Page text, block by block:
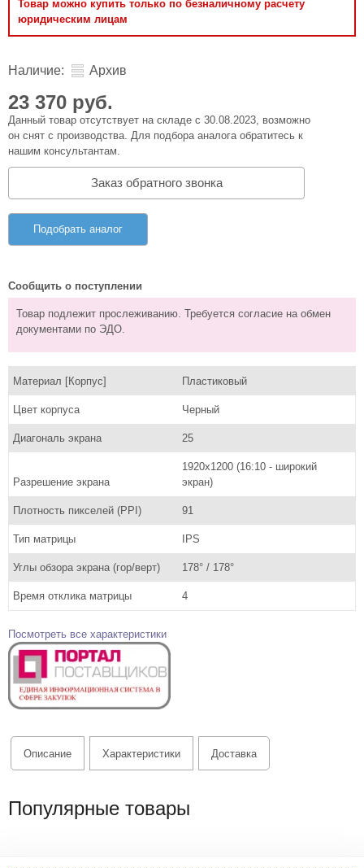
Товар можно купить только по безналичному расчету
юридическим лицам
Наличие: Архив
23 370 руб.
Данный товар отсутствует на складе с 30.08.2023, возможно
он снят с производства. Для подбора аналога обратитесь к
нашим консультантам.
Заказ обратного звонка
Подобрать аналог
Сообщить о поступлении
Товар подлежит прослеживанию. Требуется согласие на обмен
документами по ЭДО.
Материал [Корпус] Пластиковый
Цвет корпуса Черный
Диагональ экрана 25
Разрешение экрана
1920х1200 (16:10 - широкий
экран)
Плотность пикселей (PPI) 91
Тип матрицы IPS
Углы обзора экрана (гор/верт) 178° / 178°
Время отклика матрицы 4
Посмотреть все характеристики
Описание Характеристики Доставка
Популярные товары